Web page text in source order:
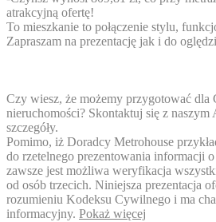
atrakcyjną ofertę!
To mieszkanie to połączenie stylu,
Zapraszam na prezentację jak i do
Czy wiesz, że możemy przygotować dla
nieruchomości? Skontaktuj się z naszym
szczegóły.
Pomimo, iż Doradcy Metrohouse
do rzetelnego prezentowania informacji
zawsze jest możliwa weryfikacja
od osób trzecich. Niniejsza prezentacja
rozumieniu Kodeksu Cywilnego i ma
informacyjny. Pokaż więcej